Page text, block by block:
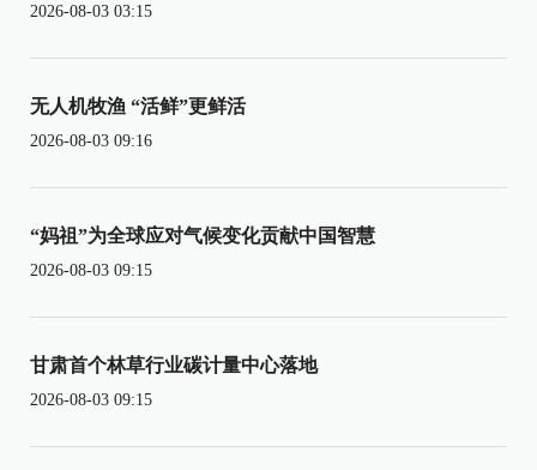
2026-08-03 03:15
无人机牧渔 “活鲜”更鲜活
2026-08-03 09:16
“妈祖”为全球应对气候变化贡献中国智慧
2026-08-03 09:15
甘肃首个林草行业碳计量中心落地
2026-08-03 09:15